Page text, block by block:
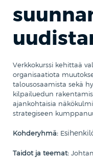
Verkkokurssi kehittaä
organisaatiota
talousosaamista sekä
kilpailuedun
ajankohtaisia
strategiseen
Kohderyhmä: E
Taidot ja teemat: